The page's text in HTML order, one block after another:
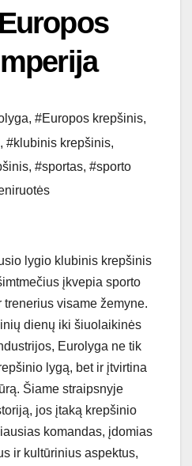
, #Europos krepšinis,
, #klubinis krepšinis,
, #sportas, #sporto
lygio klubinis krepšinis
įkvepia sporto
visame žemyne.
dienų iki šiuolaikinės
Eurolyga ne tik
lygą, bet ir įtvirtina
Šiame straipsnyje
jos įtaką krepšinio
komandas, įdomias
ir kultūrinius aspektus,